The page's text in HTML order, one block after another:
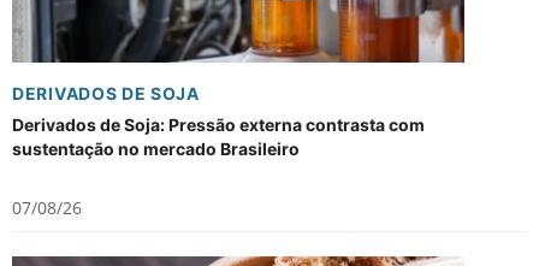
DERIVADOS DE SOJA
Derivados de Soja: Pressão externa contrasta com
sustentação no mercado Brasileiro
07/08/26